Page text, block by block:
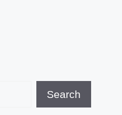
Search